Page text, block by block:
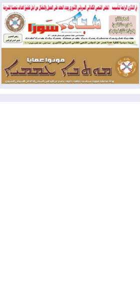
2026-08-02
مشروع "حسابي" يُمهل
الموظفين حتى نهاية أغسطس لاستلام
بطاقاتهم المصرفية
2026-08-02دمشق وعمّان تحذران بغداد:
أي هجوم من أراضي العراق سيواجه برد